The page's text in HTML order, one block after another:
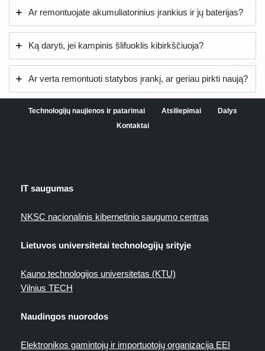
Ar remontuojate akumuliatorinius įrankius ir jų baterijas?
Ką daryti, jei kampinis šlifuoklis kibirkščiuoja?
Ar verta remontuoti statybos įrankį, ar geriau pirkti naują?
Technologijų naujienos ir patarimai Atsiliepimai
Dalys
Kontaktai
IT saugumas
NKSC nacionalinis kibernetinio saugumo centras
Lietuvos universitetai technologijų srityje
Kauno technologijos universitetas (KTU)
Vilnius TECH
Naudingos nuorodos
Elektronikos gamintojų ir importuotojų organizacija EEI